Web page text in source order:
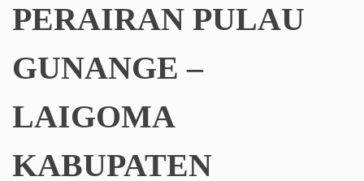
PERAIRAN PULAU
GUNANGE –
LAIGOMA
KABUPATEN